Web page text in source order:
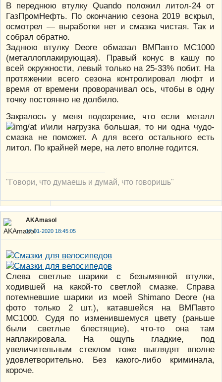
В переднюю втулку Quando положил литол-24 от
ГазПромНефть. По окончанию сезона 2019 вскрыл,
осмотрел — выработки нет и смазка чистая. Так и
собрал обратно.
Заднюю втулку Deore обмазал ВМПавто МС1000
(металлоплакирующая). Правый конус в кашу по
всей окружности, левый только на 25-33% побит. На
протяжении всего сезона контролировал люфт и
время от времени проворачивал ось, чтобы в одну
точку постоянно не долбило.
Закралось у меня подозрение, что если металл
и\или нагрузка большая, то ни одна чудо-
смазка не поможет. А для всего остального есть
литол. По крайней мере, на лето вполне годится.
"Говори, что думаешь и думай, что говоришь"
AKAmasol
17-01-2020 18:45:05
Слева светлые шарики с безымянной втулки,
ходившей на какой-то светлой смазке. Справа
потемневшие шарики из моей Shimano Deore (на
фото только 2 шт.), катавшейся на ВМПавто
МС1000. Судя по изменившемуся цвету (раньше
были светлые блестящие), что-то она там
наплакировала. На ощупь гладкие, под
увеличительным стеклом тоже выглядят вполне
удовлетворительно. Без какого-либо криминала,
короче.